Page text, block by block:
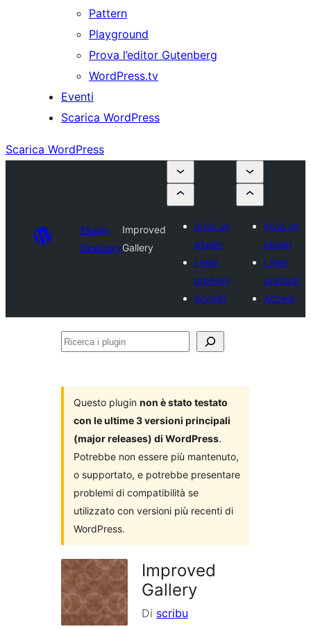
Pattern
Playground
Prova l’editor Gutenberg
WordPress.tv
Eventi
Scarica WordPress
Scarica WordPress
Plugin
Directory
Improved
Gallery
Invia un
plugin
I miei
preferiti
Accedi
Invia un
plugin
I miei
preferiti
Accedi
Ricerca
Questo plugin non è stato testato
con le ultime 3 versioni principali
(major releases) di WordPress.
Potrebbe non essere più mantenuto,
o supportato, e potrebbe presentare
problemi di compatibilità se
utilizzato con versioni più recenti di
WordPress.
Improved
Gallery
Di scribu